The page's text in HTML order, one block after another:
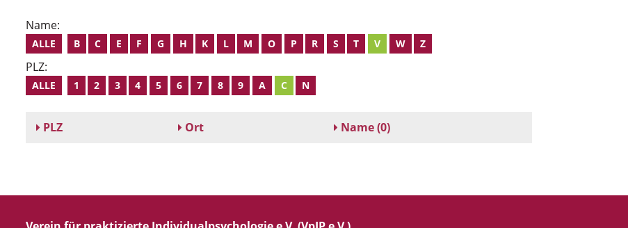
Name:
ALLE B C E F G H K L M O P R S T V W Z
PLZ:
ALLE 1 2 3 4 5 6 7 8 9 A C N
PLZ Ort Name(0)